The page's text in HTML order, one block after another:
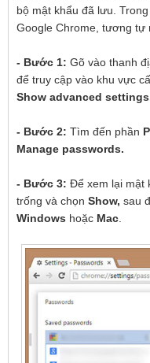
bộ mật khẩu đã lưu.
Google Chrome, tương tự
- Bước 1: Gõ vào thanh
để truy cập vào khu vực
Show advanced
- Bước 2:Tìm đến phần
Manage passwords.
- Bước 3:Để xem lại mật
trống và chọnShow, sau
Windows hoặc Mac